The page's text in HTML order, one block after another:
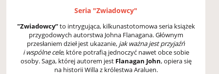
Seria "Zwiadowcy"
"Zwiadowcy”to intrygująca, kilkunastotomowa seria książek
przygodowych autorstwa Johna Flanagana. Głównym
przesłaniem dzieł jest ukazanie, jak ważna jest przyjaźń
i wspólne cele, które potrafią jednoczyć nawet obce sobie
osoby. Saga, której autorem jest Flanagan John, opiera się
na historii Willa z królestwa Araluen.